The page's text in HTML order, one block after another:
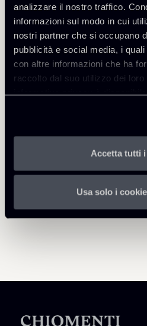
analizzare il nostro traffico.
informazioni sul modo in cui
nostri partner che si occupano
pubblicità e social media, i
con altre informazioni che ha
raccolto dal suo utilizzo dei
informativa privacy è
Accetta tutti
Usa solo i
Newsalert---FRED-
EBA-su-cartolarizzazioni-
sostenibili-14032022.pdf
Torna